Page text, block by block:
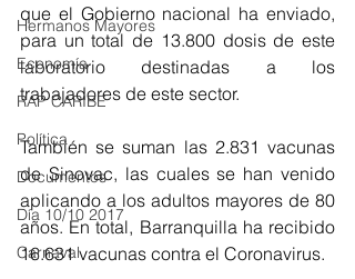
Hermanos Mayores
Economía
RAP CARIBE
Política
Documentos
Día 10/10 2017
Carnaval
que el Gobierno nacional ha enviado,
para un total de 13.800 dosis de este
laboratorio destinadas a los
trabajadores de este sector.
También se suman las 2.831 vacunas
de Sinovac, las cuales se han venido
aplicando a los adultos mayores de 80
años. En total, Barranquilla ha recibido
16.631 vacunas contra el Coronavirus.